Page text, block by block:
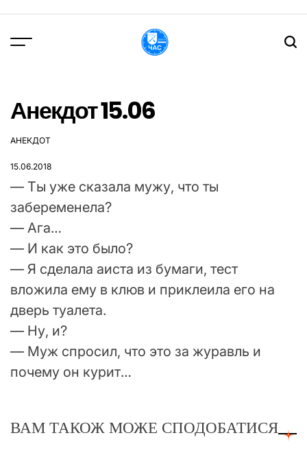
вмісту
Анекдот 15.06
ОПУБЛІКУВАТИ
АНЕКДОТ
15.06.2018
— Ты уже сказала мужу, что ты
забеременела?
— Ага…
— И как это было?
— Я сделала аиста из бумаги, тест
вложила ему в клюв и приклеила его на
дверь туалета.
— Ну, и?
— Муж спросил, что это за журавль и
почему он курит…
ВАМ ТАКОЖ МОЖЕ СПОДОБАТИСЯ